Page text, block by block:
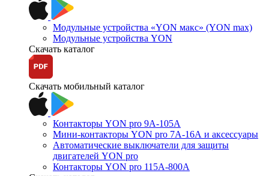
Модульные устройства «YON макс» (YON max)
Модульные устройства YON
Скачать каталог
Скачать мобильный каталог
Контакторы YON pro 9А-105А
Мини-контакторы YON pro 7А-16А и аксессуары
Автоматические выключатели для защиты
двигателей YON pro
Контакторы YON pro 115А-800А